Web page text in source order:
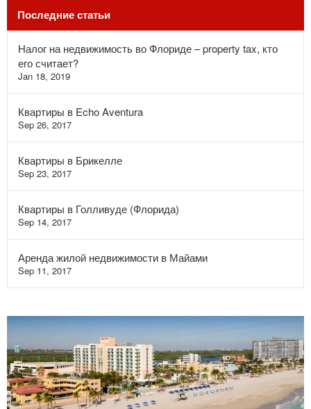
Последние статьи
Налог на недвижимость во Флориде – property tax, кто
его считает?
Jan 18, 2019
Квартиры в Echo Aventura
Sep 26, 2017
Квартиры в Брикелле
Sep 23, 2017
Квартиры в Голливуде (Флорида)
Sep 14, 2017
Аренда жилой недвижимости в Майами
Sep 11, 2017